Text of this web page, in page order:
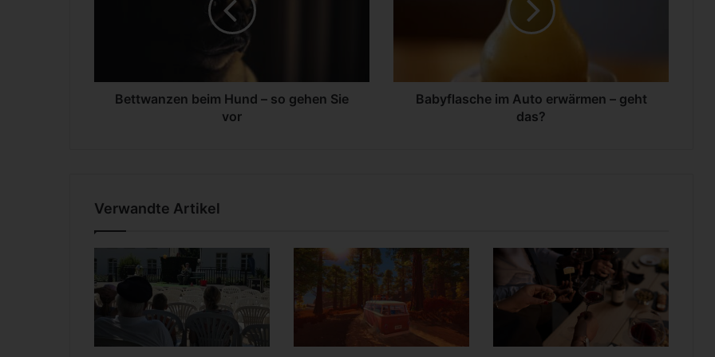
e
n
d
–
o
g
e
Bettwanzen beim Hund – so gehen Sie
vor
c
r
w
ä
r
m
n
Babyflasche im Auto erwärmen – geht
das?
Verwandte Artikel